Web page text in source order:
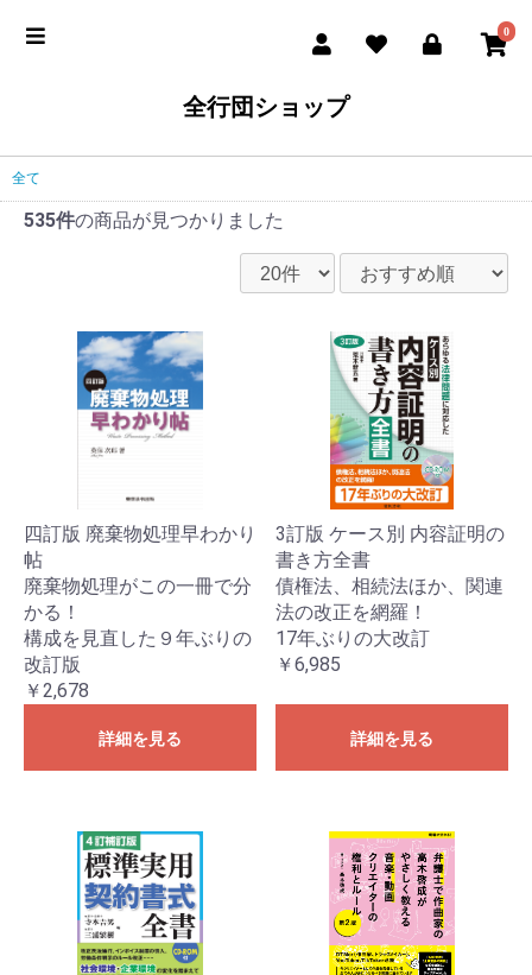
0
全行団ショップ
全て
535件の商品が見つかりました
四訂版 廃棄物処理早わかり
帖
廃棄物処理がこの一冊で分
かる！
構成を見直した９年ぶりの
改訂版
￥2,678
詳細を見る
3訂版 ケース別 内容証明の
書き方全書
債権法、相続法ほか、関連
法の改正を網羅！
17年ぶりの大改訂
￥6,985
詳細を見る